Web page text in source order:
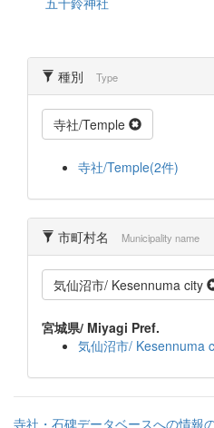
種別 Type
寺社/Temple
寺社/Temple(2件)
市町村名 Municipality name
気仙沼市/ Kesennuma city
宮城県/ Miyagi Pref.
気仙沼市/ Kesennuma
寺社・石碑データベースへの情報